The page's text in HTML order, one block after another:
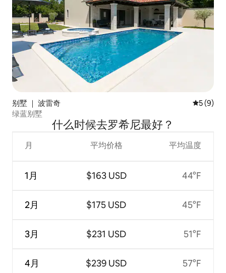
别墅 ｜ 波雷奇 平均评分
5 (9)
绿蓝别墅
什么时候去罗希尼最好？
月
1月
2月
3月
4月
平均价格
$163 USD
$175 USD
$231 USD
$239 USD
平均温度
44°F
45°F
51°F
57°F